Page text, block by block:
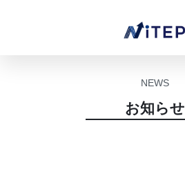
NEWS
お知らせ